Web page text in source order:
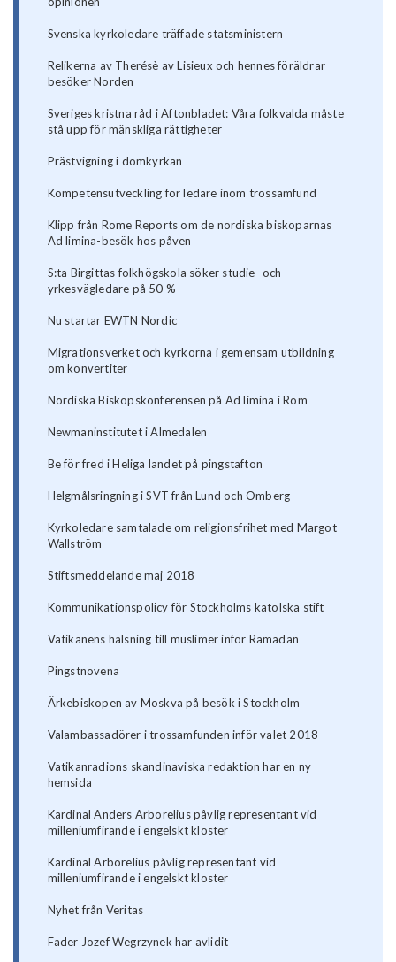
Svenska kyrkoledare träffade statsministern
Relikerna av Therésè av Lisieux och hennes föräldrar
besöker Norden
Sveriges kristna råd i Aftonbladet: Våra folkvalda måste
stå upp för mänskliga rättigheter
Prästvigning i domkyrkan
Kompetensutveckling för ledare inom trossamfund
Klipp från Rome Reports om de nordiska biskoparnas
Ad limina-besök hos påven
S:ta Birgittas folkhögskola söker studie- och
yrkesvägledare på 50 %
Nu startar EWTN Nordic
Migrationsverket och kyrkorna i gemensam utbildning
om konvertiter
Nordiska Biskopskonferensen på Ad limina i Rom
Newmaninstitutet i Almedalen
Be för fred i Heliga landet på pingstafton
Helgmålsringning i SVT från Lund och Omberg
Kyrkoledare samtalade om religionsfrihet med Margot
Wallström
Stiftsmeddelande maj 2018
Kommunikationspolicy för Stockholms katolska stift
Vatikanens hälsning till muslimer inför Ramadan
Pingstnovena
Ärkebiskopen av Moskva på besök i Stockholm
Valambassadörer i trossamfunden inför valet 2018
Vatikanradions skandinaviska redaktion har en ny
hemsida
Kardinal Anders Arborelius påvlig representant vid
milleniumfirande i engelskt kloster
Kardinal Arborelius påvlig representant vid
milleniumfirande i engelskt kloster
Nyhet från Veritas
Fader Jozef Wegrzynek har avlidit